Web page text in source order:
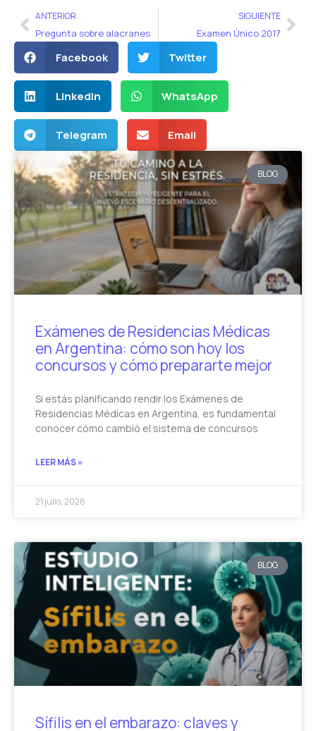
AntANTERIOR
Pregunta sobre alacranes
SIGUIENTE
Examen Único 2017
Facebook Twitter
LinkedIn WhatsApp
Telegram Email
BLOG
Exámenes de Residencias Médicas
en Argentina: cómo son hoy los
concursos y cómo prepararte mejor
Si estás planificando rendir los Exámenes de
Residencias Médicas en Argentina, es fundamental
conocer cómo cambió el sistema de concursos
LEER MÁS »
21 julio, 2026
BLOG
Sífilis en el embarazo: claves y